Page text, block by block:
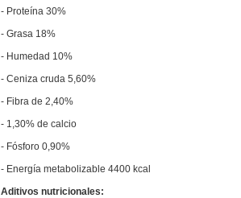
- Proteína 30%
- Grasa 18%
- Humedad 10%
- Ceniza cruda 5,60%
- Fibra de 2,40%
- 1,30% de calcio
- Fósforo 0,90%
- Energía metabolizable 4400 kcal
Aditivos nutricionales: